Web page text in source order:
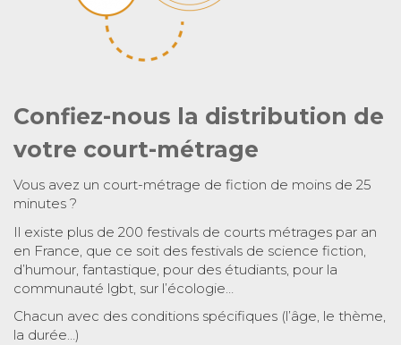
Confiez-nous la distribution de
votre court-métrage
Vous avez un court-métrage de fiction de moins de 25
minutes ?
Il existe plus de 200 festivals de courts métrages par an
en France, que ce soit des festivals de science fiction,
d’humour, fantastique, pour des étudiants, pour la
communauté lgbt, sur l’écologie…
Chacun avec des conditions spécifiques (l’âge, le thème,
la durée…)